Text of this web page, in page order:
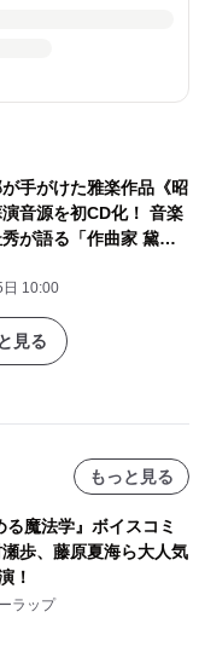
手がけた雅楽作品《昭
音源を初CD化！ 音楽
が語る「作曲家 黛敏
」 語り下ろし音声を加
10:00
見る
もっと見る
る魔法学』ボイスコミ
歩、藤原夏海ら大人気
！
ラップ